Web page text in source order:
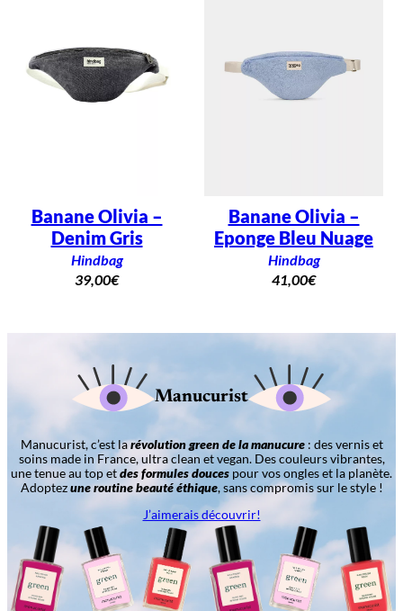
Banane Olivia –
Denim Gris
Hindbag
39,00€
Banane Olivia –
Eponge Bleu Nuage
Hindbag
41,00€
Manucurist
Manucurist, c’est larévolution green de la manucure: des vernis et
soins made in France, ultra clean et vegan. Des couleurs vibrantes,
une tenue au top etdes formules douces pour vos ongles et la planète.
Adoptezune routine beauté éthique, sans compromis sur le style !
J’aimerais découvrir!